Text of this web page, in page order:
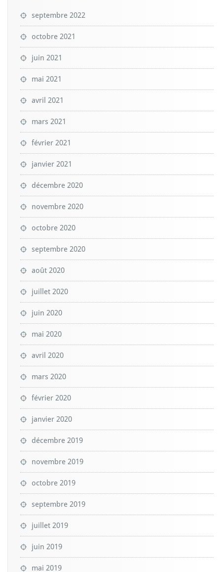
septembre 2022
octobre 2021
juin 2021
mai 2021
avril 2021
mars 2021
février 2021
janvier 2021
décembre 2020
novembre 2020
octobre 2020
septembre 2020
août 2020
juillet 2020
juin 2020
mai 2020
avril 2020
mars 2020
février 2020
janvier 2020
décembre 2019
novembre 2019
octobre 2019
septembre 2019
juillet 2019
juin 2019
mai 2019